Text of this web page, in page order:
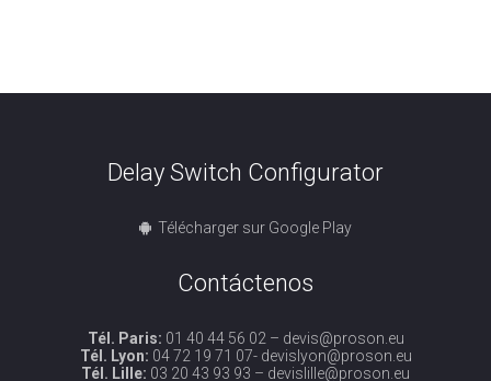
Delay Switch Configurator
Télécharger sur Google Play
Contáctenos
Tél. Paris: 01 40 44 56 02 – devis@proson.eu
Tél. Lyon: 04 72 19 71 07- devislyon@proson.eu
Tél. Lille: 03 20 43 93 93 – devislille@proson.eu